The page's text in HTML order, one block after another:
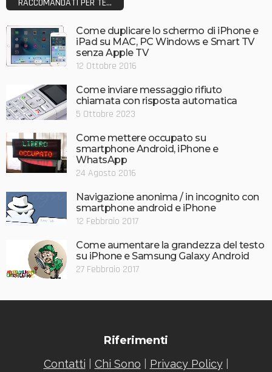
RACCOMANDATI PER TE...
Come duplicare lo schermo di iPhone e
iPad su MAC, PC Windows e Smart TV
senza Apple TV
12 Ottobre 2016
Come inviare messaggio rifiuto
chiamata con risposta automatica
5 Ottobre 2023
Come mettere occupato su
smartphone Android, iPhone e
WhatsApp
24 Agosto 2016
Navigazione anonima / in incognito con
smartphone android e iPhone
12 Febbraio 2017
Come aumentare la grandezza del testo
su iPhone e Samsung Galaxy Android
27 Febbraio 2017
Riferimenti
Contatti Chi Sono Privacy Policy|